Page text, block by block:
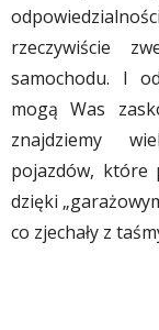
rzeczywiście
samochodu. I
mogą Was
znajdziemy
pojazdów, które
dzięki
co zjechały z